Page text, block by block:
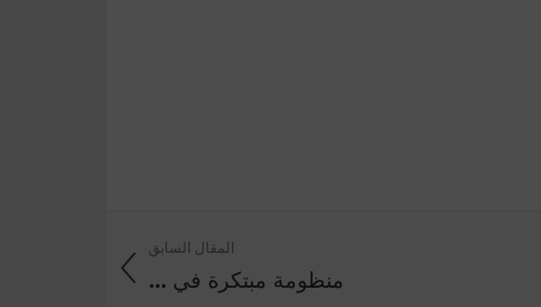
المقال السابق
منظومة ‬مبتكرة ‬في ...